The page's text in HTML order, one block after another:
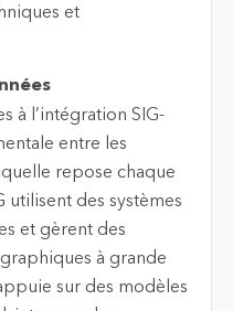
et
à l’intégration SIG-
entre les
repose chaque
utilisent des systèmes
et gèrent des
à grande
sur des modèles